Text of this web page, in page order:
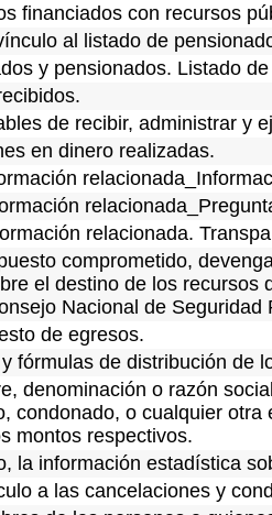
financiados con recursos
al listado de
y pensionados. Listado
de recibir, administrar y
en dinero realizadas.
relacionada.
comprometido,
el destino de los
Nacional de Seguridad
de egresos.
fórmulas de distribución de
denominación o razón
condonado, o cualquier
montos respectivos.
la información estadística
a las cancelaciones y